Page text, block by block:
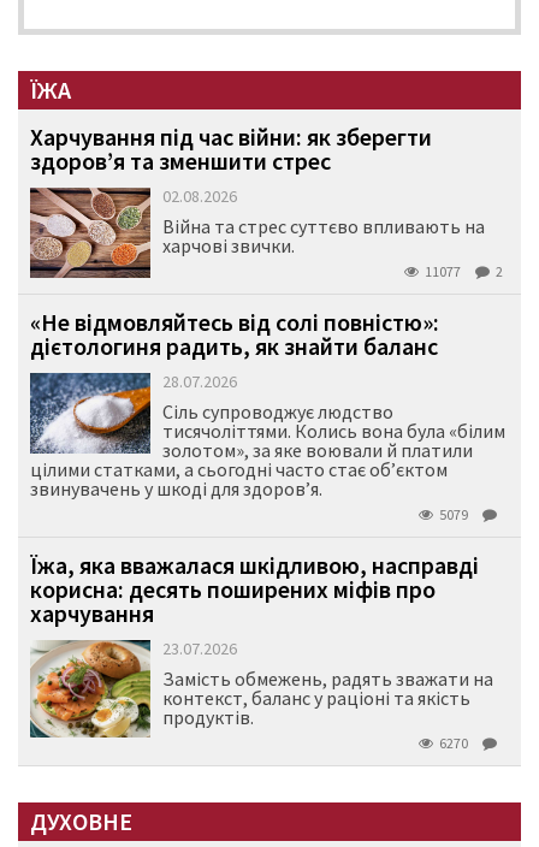
ЇЖА
Харчування під час війни: як зберегти
здоров’я та зменшити стрес
02.08.2026
Війна та стрес суттєво впливають на
харчові звички.
11077 2
«Не відмовляйтесь від солі повністю»:
дієтологиня радить, як знайти баланс
28.07.2026
Сіль супроводжує людство
тисячоліттями. Колись вона була «білим
золотом», за яке воювали й платили
цілими статками, а сьогодні часто стає об’єктом
звинувачень у шкоді для здоров’я.
5079
Їжа, яка вважалася шкідливою, насправді
корисна: десять поширених міфів про
харчування
23.07.2026
Замість обмежень, радять зважати на
контекст, баланс у раціоні та якість
продуктів.
6270
ДУХОВНЕ